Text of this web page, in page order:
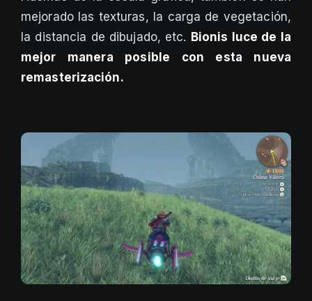
mejorado las texturas, la carga de vegetación,
la distancia de dibujado, etc. Bionis luce de la
mejor manera posible con esta nueva
remasterización.